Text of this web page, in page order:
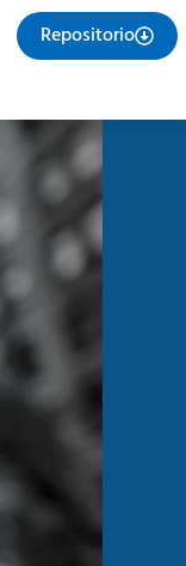
Repositorio